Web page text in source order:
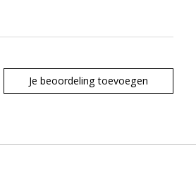
Je beoordeling toevoegen